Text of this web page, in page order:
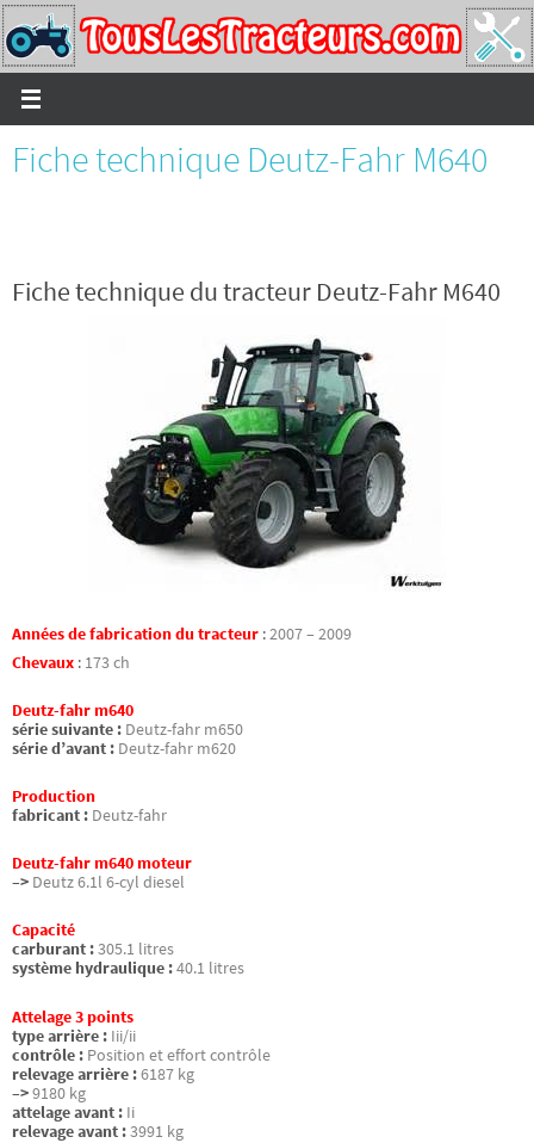
Passer
vers
le
contenu
Fiche technique Deutz-Fahr M640
Fiche technique du tracteur Deutz-Fahr M640
Années de fabrication du tracteur :2007 – 2009
Chevaux : 173 ch
Deutz-fahr m640
série suivante : Deutz-fahr m650
série d’avant : Deutz-fahr m620
Production
fabricant : Deutz-fahr
Deutz-fahr m640 moteur
–> Deutz 6.1l 6-cyl diesel
Capacité
carburant :305.1 litres
système hydraulique :40.1 litres
Attelage 3 points
type arrière : Iii/ii
contrôle : Position et effort contrôle
relevage arrière :6187 kg
–>9180 kg
attelage avant : Ii
relevage avant :3991 kg